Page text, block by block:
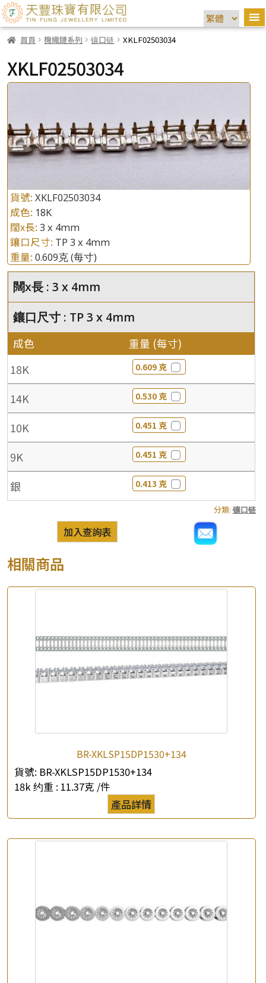
首頁 機織鏈系列 镶口链 XKLF02503034
XKLF02503034
產品查詢
*你的名字
*聯絡電話
貨號: XKLF02503034
成色: 18K
闊x長: 3 x 4mm
鑲口尺寸: TP 3 x 4mm
重量: 0.609克(每寸)
闊x長 : 3 x 4mm
鑲口尺寸 : TP 3 x 4mm
成色 重量 (每寸)
18K 0.609 克
14K 0.530 克
10K 0.451 克
9K 0.451 克
銀 0.413 克
分類: 镶口链
加入查詢表
相關商品
BR-XKLSP15DP1530+134
貨號: BR-XKLSP15DP1530+134
18k 约重 : 11.37克 /件
產品詳情